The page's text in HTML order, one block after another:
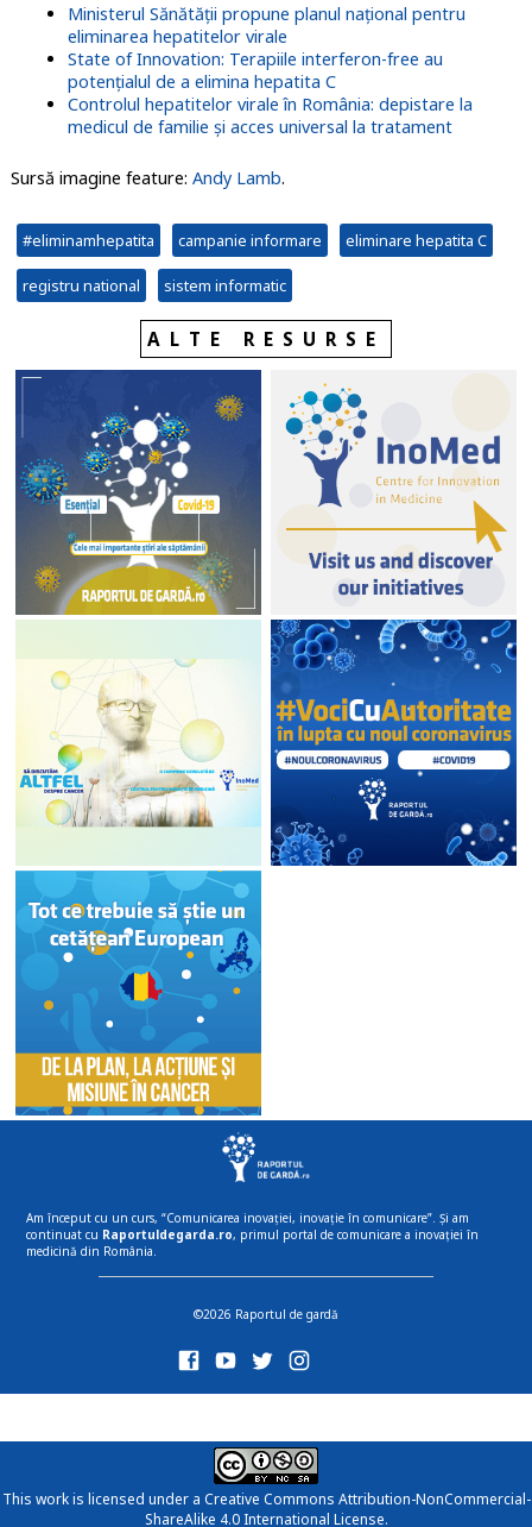
Ministerul Sănătății propune planul național pentru
eliminarea hepatitelor virale
State of Innovation: Terapiile interferon-free au
potențialul de a elimina hepatita C
Controlul hepatitelor virale în România: depistare la
medicul de familie și acces universal la tratament
Sursă imagine feature: Andy Lamb.
#eliminamhepatita campanie informare eliminare hepatita C
registru national sistem informatic
ALTE RESURSE
Am început cu un curs, “Comunicarea inovației, inovație în comunicare”. Și am
continuat cu Raportuldegarda.ro, primul portal de comunicare a inovației în
medicină din România.
©2026 Raportul de gardă
This work is licensed under a Creative Commons Attribution-NonCommercial-
ShareAlike 4.0 International License.